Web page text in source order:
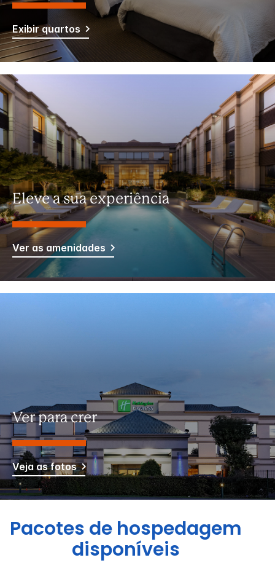
Exibir quartos
Eleve a sua experiência
Ver as amenidades
Ver para crer
Veja as fotos
Pacotes de hospedagem
disponíveis